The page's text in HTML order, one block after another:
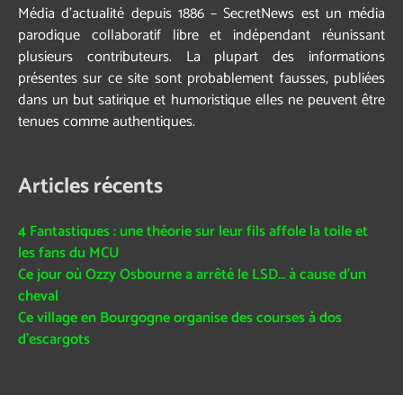
Média d’actualité depuis 1886 – SecretNews est un média
parodique collaboratif libre et indépendant réunissant
plusieurs contributeurs. La plupart des informations
présentes sur ce site sont probablement fausses, publiées
dans un but satirique et humoristique elles ne peuvent être
tenues comme authentiques.
Articles récents
4 Fantastiques : une théorie sur leur fils affole la toile et
les fans du MCU
Ce jour où Ozzy Osbourne a arrêté le LSD… à cause d’un
cheval
Ce village en Bourgogne organise des courses à dos
d’escargots